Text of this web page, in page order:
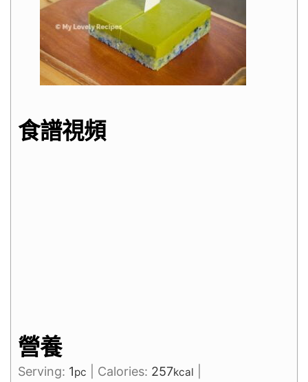
食譜視頻
營養
Serving: 1pc Calories: 257kcal